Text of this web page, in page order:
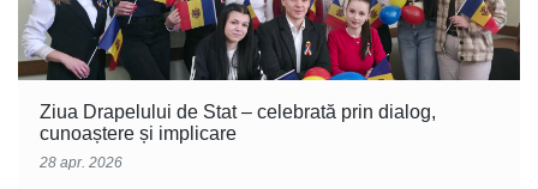
Ziua Drapelului de Stat – celebrată prin dialog,
cunoaștere și implicare
28 apr. 2026